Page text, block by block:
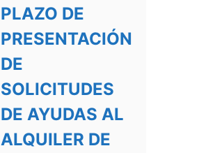
PLAZO DE
PRESENTACIÓN
DE
SOLICITUDES
DE AYUDAS AL
ALQUILER DE